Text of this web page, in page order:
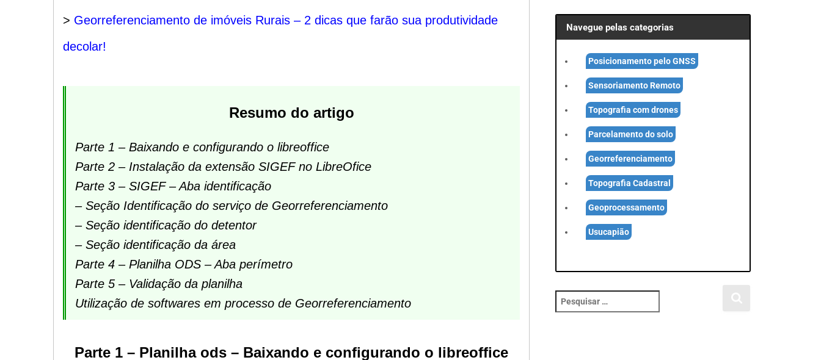
> Georreferenciamento de imóveis Rurais – 2 dicas que farão sua produtividade
decolar!
Resumo do artigo
Parte 1 – Baixando e configurando o libreoffice
Parte 2 – Instalação da extensão SIGEF no LibreOfice
Parte 3 – SIGEF – Aba identificação
– Seção Identificação do serviço de Georreferenciamento
– Seção identificação do detentor
– Seção identificação da área
Parte 4 – Planilha ODS – Aba perímetro
Parte 5 – Validação da planilha
Utilização de softwares em processo de Georreferenciamento
Parte 1 – Planilha ods – Baixando e configurando o libreoffice
Navegue pelas categorias
Posicionamento pelo GNSS
Sensoriamento Remoto
Topografia com drones
Parcelamento do solo
Georreferenciamento
Topografia Cadastral
Geoprocessamento
Usucapião
e